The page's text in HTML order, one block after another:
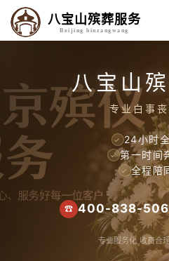
八宝山殡葬服务
Beijing binzangwang
八宝山
专业白事
✓ 24小时
✓ 第一时间
✓ 全程陪
☎ 400-838-
专业服务化 收费合